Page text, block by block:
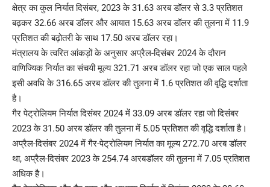
क्षेत्र का कुल निर्यात दिसंबर, 2023 के 31.63 अरब डॉलर से 3.3 प्रतिशत
बढ़कर 32.66 अरब डॉलर और आयात 15.63 अरब डॉलर की तुलना में 11.9
प्रतिशत की बढ़ोतरी के साथ 17.50 अरब डॉलर रहा।
मंत्रालय के त्वरित आंकड़ों के अनुसार अप्रैल-दिसंबर 2024 के दौरान
वाणिज्यिक निर्यात का संचयी मूल्य 321.71 अरब डॉलर रहा जो एक साल पहले
इसी अवधि के 316.65 अरब डॉलर की तुलना में 1.6 प्रतिशत की वृद्धि दर्शाता
है।
गैर पेट्रोलियम निर्यात दिसंबर 2024 में 33.09 अरब डॉलर रहा जो दिसंबर
2023 के 31.50 अरब डॉलर की तुलना में 5.05 प्रतिशत की वृद्धि दर्शाता है।
अप्रैल-दिसंबर 2024 में गैर-पेट्रोलियम निर्यात का मूल्य 272.70 अरब डॉलर
था, अप्रैल-दिसंबर 2023 के 254.74 अरबडॉलर की तुलना में 7.05 प्रतिशत
अधिक है।